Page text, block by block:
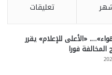
تعليقات
«الأعلى للإعلام» يقرر
المخالفة فورا